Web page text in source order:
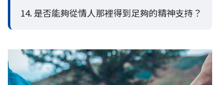
14. 是否能夠從情人那裡得到足夠的精神支持？